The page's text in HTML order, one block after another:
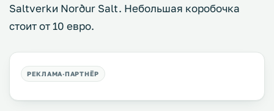
Saltverkи Norður Salt. Небольшая коробочка
стоит от 10 евро.